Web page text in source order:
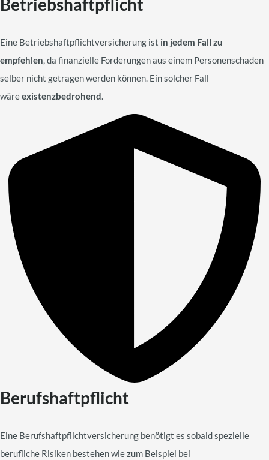
Betriebshaftpflicht
Eine Betriebshaftpflichtversicherung ist in jedem Fall zu
empfehlen, da finanzielle Forderungen aus einem Personenschaden
selber nicht getragen werden können. Ein solcher Fall
wäreexistenzbedrohend.
Berufshaftpflicht
Eine Berufshaftpflichtversicherung benötigt es sobald spezielle
berufliche Risiken bestehen wie zum Beispiel bei